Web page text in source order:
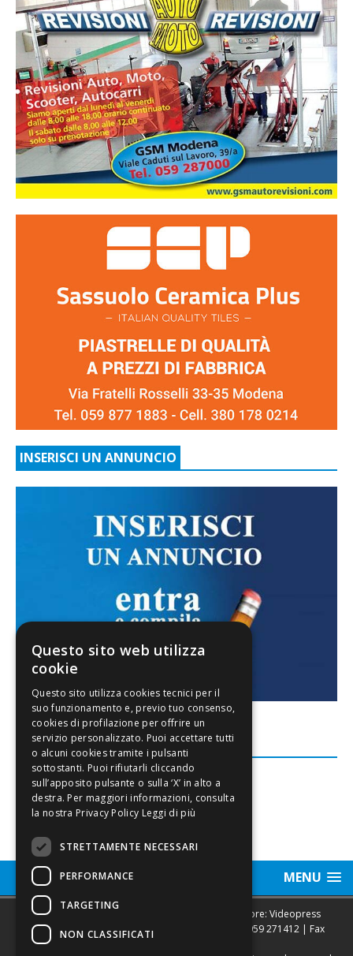
INSERISCI UN ANNUNCIO
FACEBOOK
MENU
Sede legale, Redazione, pubblicità e annunci Editore: Videopress
Modena S.r.l. via Emilia Est, 402/6 - Modena | Tel.
059 271412 | Fax
Questo sito web utilizza
cookie
Leggi di più
STRETTAMENTE NECESSARI
PERFORMANCE
TARGETING
NON CLASSIFICATI